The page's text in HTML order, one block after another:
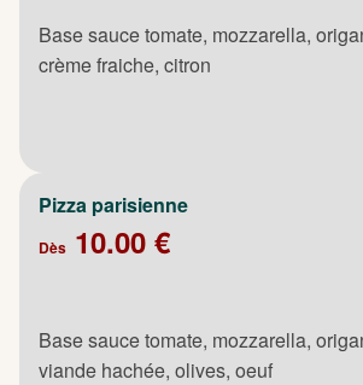
Base sauce tomate, mozzarella,
crème fraiche, citron
Pizza parisienne
Dès 10.00 €
Base sauce tomate, mozzarella,
viande hachée, olives, oeuf